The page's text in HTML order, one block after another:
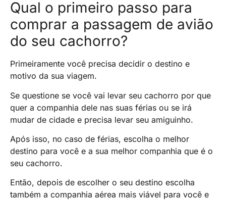
Qual o primeiro passo para
comprar a passagem de avião
do seu cachorro?
Primeiramente você precisa decidir o destino e
motivo da sua viagem.
Se questione se você vai levar seu cachorro por que
quer a companhia dele nas suas férias ou se irá
mudar de cidade e precisa levar seu amiguinho.
Após isso, no caso de férias, escolha o melhor
destino para você e a sua melhor companhia que é o
seu cachorro.
Então, depois de escolher o seu destino escolha
também a companhia aérea mais viável para você e